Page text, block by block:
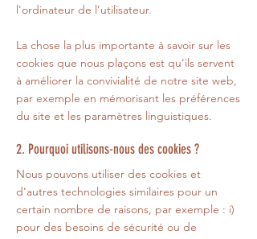
l'ordinateur de l’utilisateur.
La chose la plus importante à savoir sur les
cookies que nous plaçons est qu'ils servent
à améliorer la convivialité de notre site web,
par exemple en mémorisant les préférences
du site et les paramètres linguistiques.
2. Pourquoi utilisons-nous des cookies ?
Nous pouvons utiliser des cookies et
d'autres technologies similaires pour un
certain nombre de raisons, par exemple : i)
pour des besoins de sécurité ou de